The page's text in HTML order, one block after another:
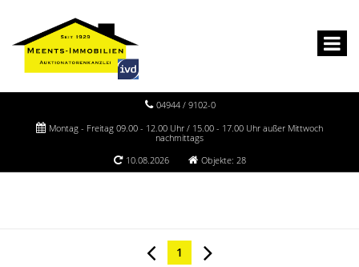
04944 / 9102-0
Montag - Freitag 09.00 - 12.00 Uhr / 15.00 - 17.00 Uhr außer Mittwoch
nachmittags
10.08.2026
Objekte: 28
1